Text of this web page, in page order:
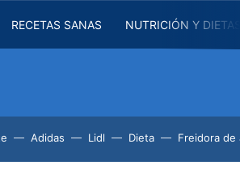
RECETAS SANAS NUTRICIÓN Y
Adidas Lidl Dieta Freidora de